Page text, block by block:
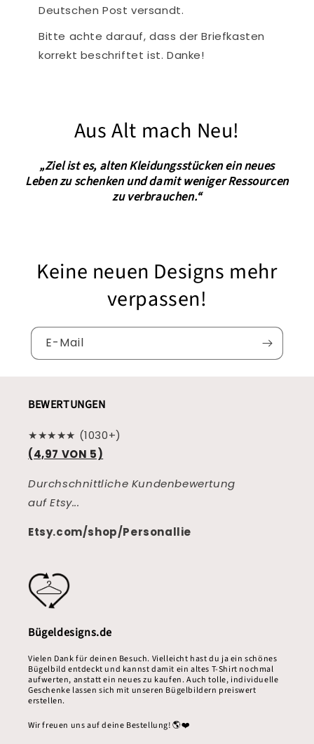
Deutschen Post versandt.
Bitte achte darauf, dass der Briefkasten
korrekt beschriftet ist. Danke!
Aus Alt mach Neu!
„Ziel ist es, alten Kleidungsstücken ein neues
Leben zu schenken und damit weniger Ressourcen
zu verbrauchen.“
Keine neuen Designs mehr
verpassen!
E-Mail
BEWERTUNGEN
★★★★★ (1030+)
(4,97 VON 5)
Durchschnittliche Kundenbewertung
auf Etsy...
Etsy.com/shop/Personallie
Bügeldesigns.de
Vielen Dank für deinen Besuch. Vielleicht hast du ja ein schönes
Bügelbild entdeckt und kannst damit ein altes T-Shirt nochmal
aufwerten, anstatt ein neues zu kaufen. Auch tolle, individuelle
Geschenke lassen sich mit unseren Bügelbildern preiswert
erstellen.
Wir freuen uns auf deine Bestellung! 🌎❤️